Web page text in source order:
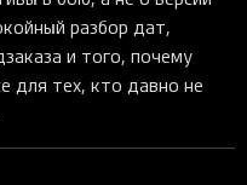
разбор дат,
и того, почему
для тех, кто давно не